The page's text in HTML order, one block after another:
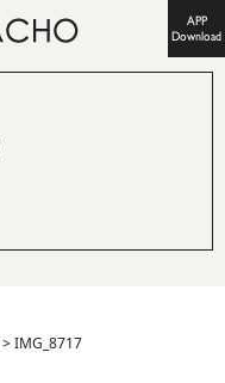
APP
Download
>IMG_8717